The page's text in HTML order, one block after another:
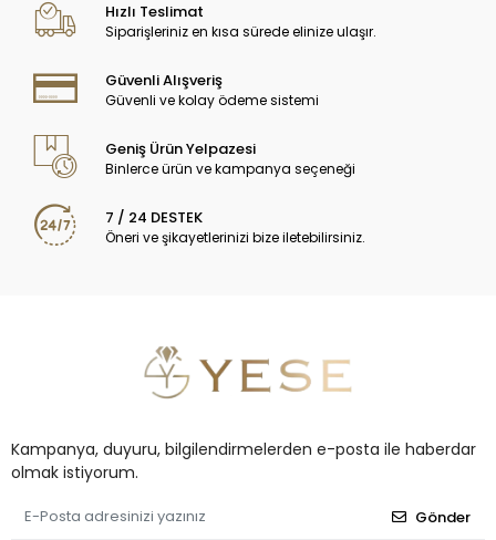
Hızlı Teslimat
Siparişleriniz en kısa sürede elinize ulaşır.
Güvenli Alışveriş
Güvenli ve kolay ödeme sistemi
Geniş Ürün Yelpazesi
Binlerce ürün ve kampanya seçeneği
7 / 24 DESTEK
Öneri ve şikayetlerinizi bize iletebilirsiniz.
Kampanya, duyuru, bilgilendirmelerden e-posta ile haberdar
olmak istiyorum.
Gönder